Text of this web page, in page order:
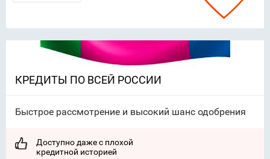
КРЕДИТЫ ПО ВСЕЙ РОССИИ
Быстрое рассмотрение и высокий шанс одобрения
Доступно даже с плохой
кредитной историей